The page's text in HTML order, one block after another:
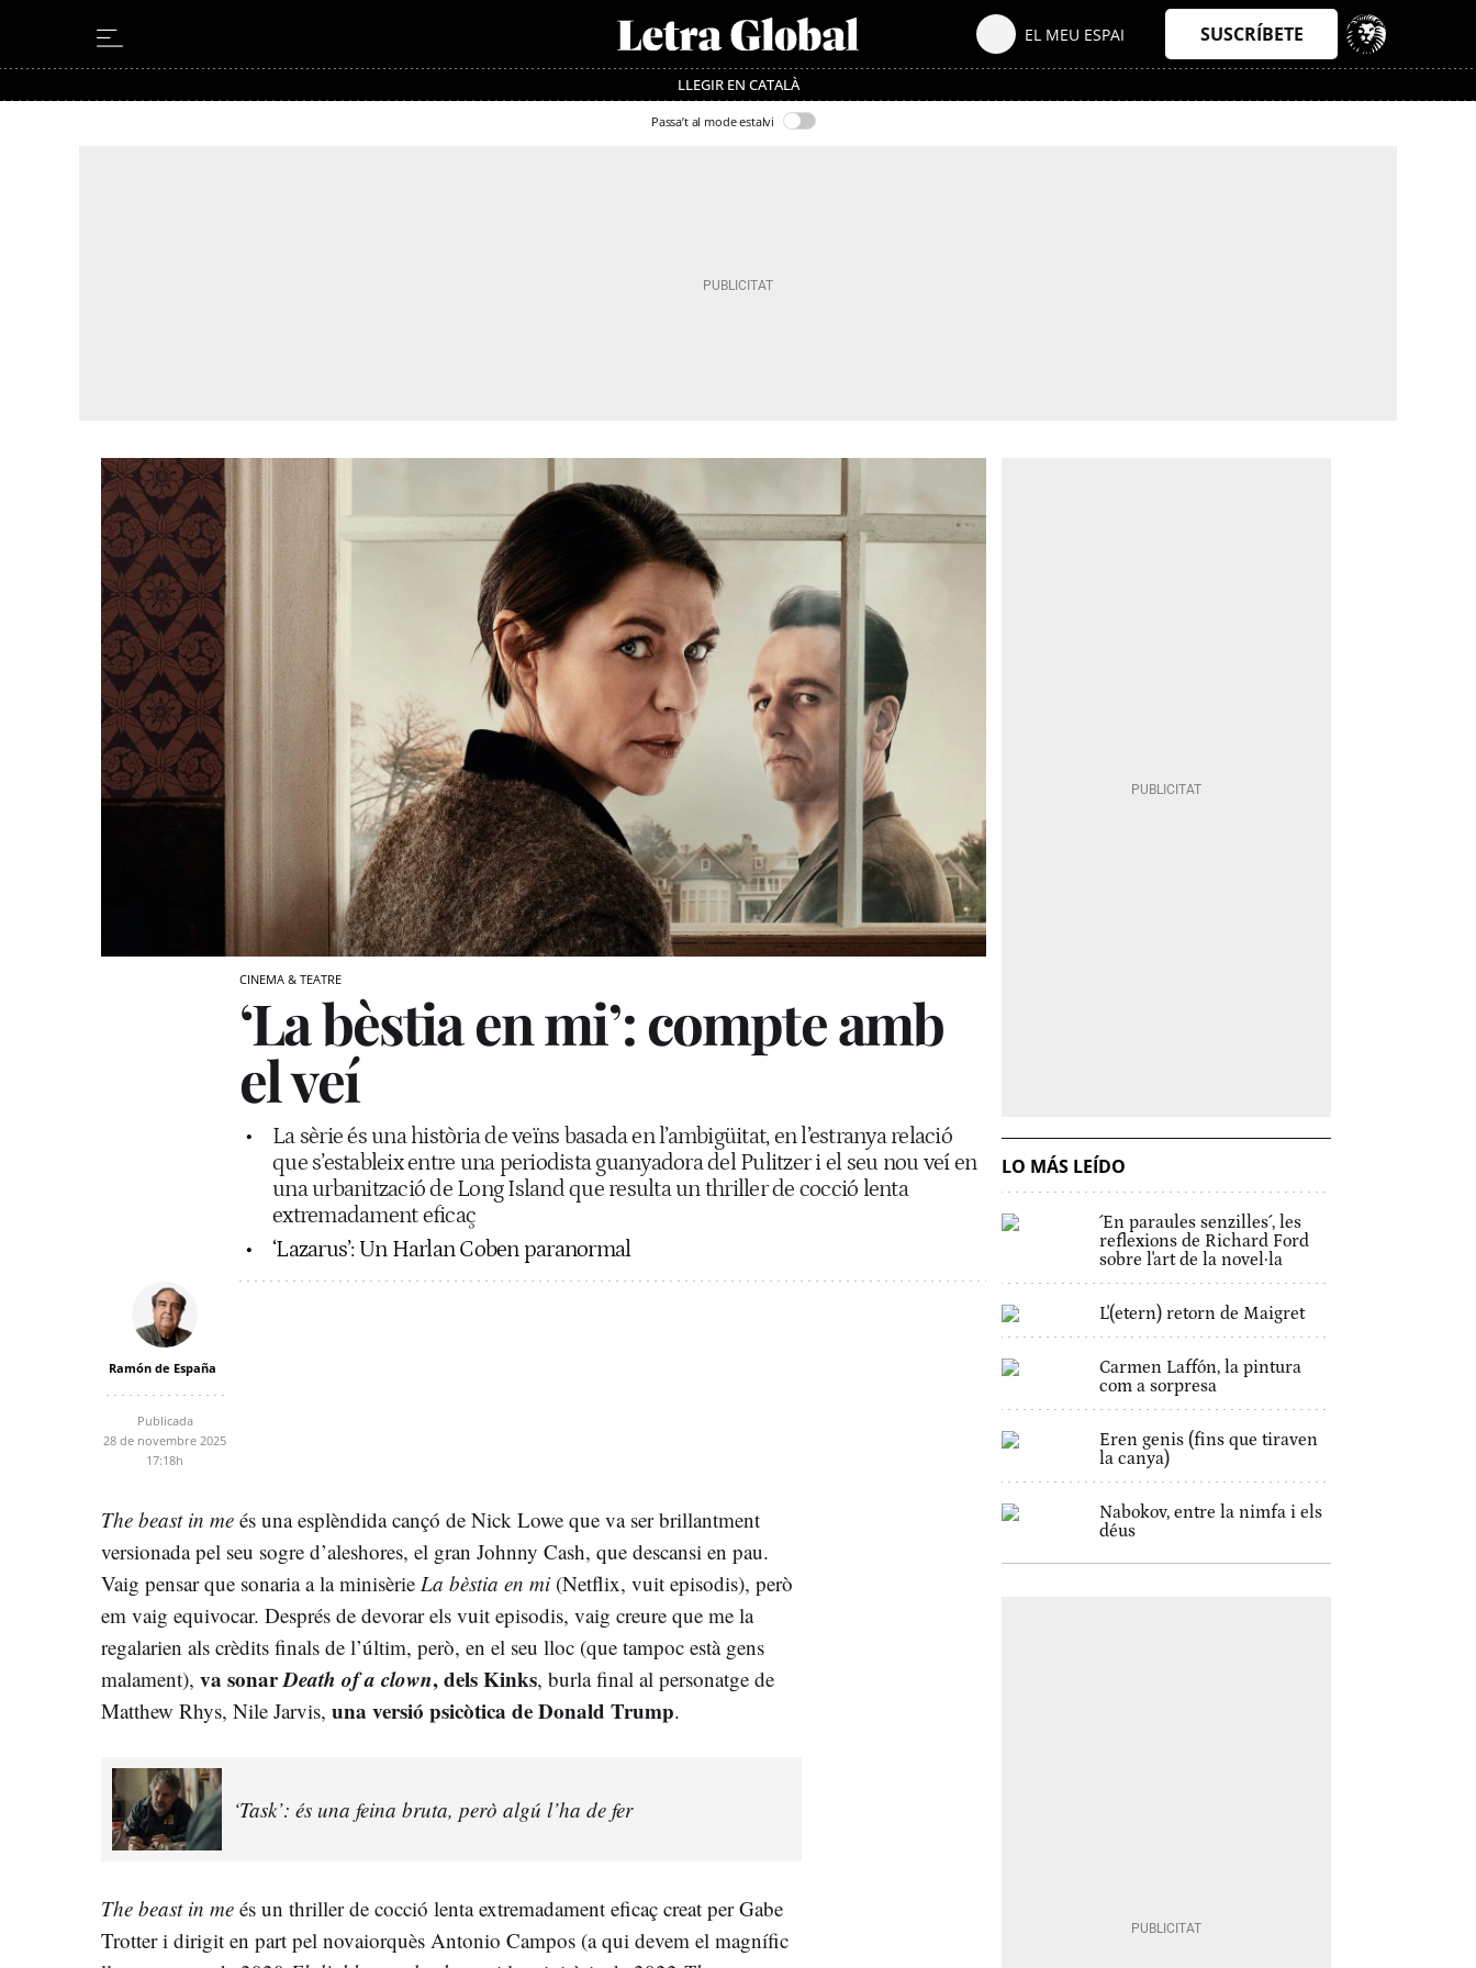
LLEGIR EN CATALÀ
Passa’t al mode estalvi
CINEMA & TEATRE
‘La bèstia en mi’: compte amb
el veí
La sèrie és una història de veïns basada en l’ambigüitat, en l’estranya relació
que s’estableix entre una periodista guanyadora del Pulitzer i el seu nou veí en
una urbanització de Long Island que resulta un thriller de cocció lenta
extremadament eficaç
‘Lazarus’: Un Harlan Coben paranormal
Ramón de España
Publicada
28 de novembre 2025
17:18h
The beast in me és una esplèndida cançó de Nick Lowe que va ser brillantment
versionada pel seu sogre d’aleshores, el gran Johnny Cash, que descansi en pau.
Vaig pensar que sonaria a la minisèrie La bèstia en mi (Netflix, vuit episodis), però
em vaig equivocar. Després de devorar els vuit episodis, vaig creure que me la
regalarien als crèdits finals de l’últim, però, en el seu lloc (que tampoc està gens
malament), va sonarDeath of a clown, dels Kinks, burla final al personatge de
Matthew Rhys, Nile Jarvis, una versió psicòtica de Donald Trump.
‘Task’: és una feina bruta, però algú l’ha de fer
The beast in me és un thriller de cocció lenta extremadament eficaç creat per Gabe
Trotter i dirigit en part pel novaiorquès Antonio Campos (a qui devem el magnífic
LO MÁS LEÍDO
´En paraules senzilles´, les
reflexions de Richard Ford
sobre l'art de la novel·la
L'(etern) retorn de Maigret
Carmen Laffón, la pintura
com a sorpresa
Eren genis (fins que tiraven
la canya)
Nabokov, entre la nimfa i els
déus